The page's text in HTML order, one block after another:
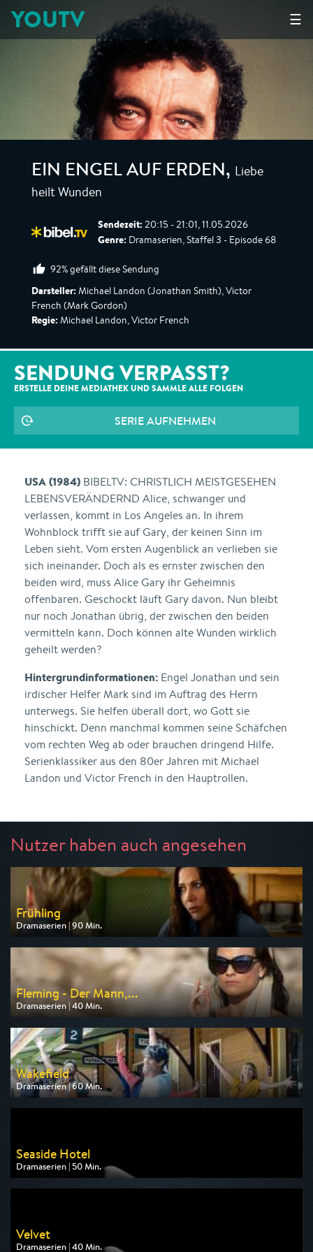
☰
YOUTV
EIN ENGEL AUF ERDEN, Liebe
heilt Wunden
Sendezeit: 20:15 - 21:01, 11.05.2026
Genre: Dramaserien, Staffel 3 - Episode 68
92% gefällt diese Sendung
Darsteller: Michael Landon (Jonathan Smith), Victor
French (Mark Gordon)
Regie: Michael Landon, Victor French
SENDUNG VERPASST?
ERSTELLE DEINE MEDIATHEK UND SAMMLE ALLE FOLGEN
SERIE AUFNEHMEN
USA (1984) BIBELTV: CHRISTLICH MEISTGESEHEN
LEBENSVERÄNDERND Alice, schwanger und
verlassen, kommt in Los Angeles an. In ihrem
Wohnblock trifft sie auf Gary, der keinen Sinn im
Leben sieht. Vom ersten Augenblick an verlieben sie
sich ineinander. Doch als es ernster zwischen den
beiden wird, muss Alice Gary ihr Geheimnis
offenbaren. Geschockt läuft Gary davon. Nun bleibt
nur noch Jonathan übrig, der zwischen den beiden
vermitteln kann. Doch können alte Wunden wirklich
geheilt werden?
Hintergrundinformationen: Engel Jonathan und sein
irdischer Helfer Mark sind im Auftrag des Herrn
unterwegs. Sie helfen überall dort, wo Gott sie
hinschickt. Denn manchmal kommen seine Schäfchen
vom rechten Weg ab oder brauchen dringend Hilfe.
Serienklassiker aus den 80er Jahren mit Michael
Landon und Victor French in den Hauptrollen.
Nutzer haben auch angesehen
Frühling
Dramaserien | 90 Min.
Ausgestrahlt von ZDF
am 09.08.2026, 20:15
Fleming - Der Mann,...
Dramaserien | 40 Min.
Ausgestrahlt von One
am 11.08.2026, 20:15
Wakefield
Dramaserien | 60 Min.
Ausgestrahlt von arte
am 10.08.2026, 22:40
Seaside Hotel
Dramaserien | 50 Min.
Ausgestrahlt von One
am 09.08.2026, 16:15
Velvet
Dramaserien | 40 Min.